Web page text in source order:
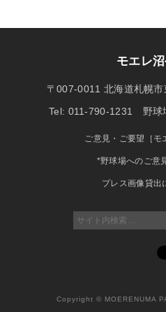
モエレ
〒007-0011 北海道札幌
Tel: 011-790-1231 野球
ご意見・ご要望［
*野球場へのご意
プレス画像貸出
Copyright © MOERENUMA